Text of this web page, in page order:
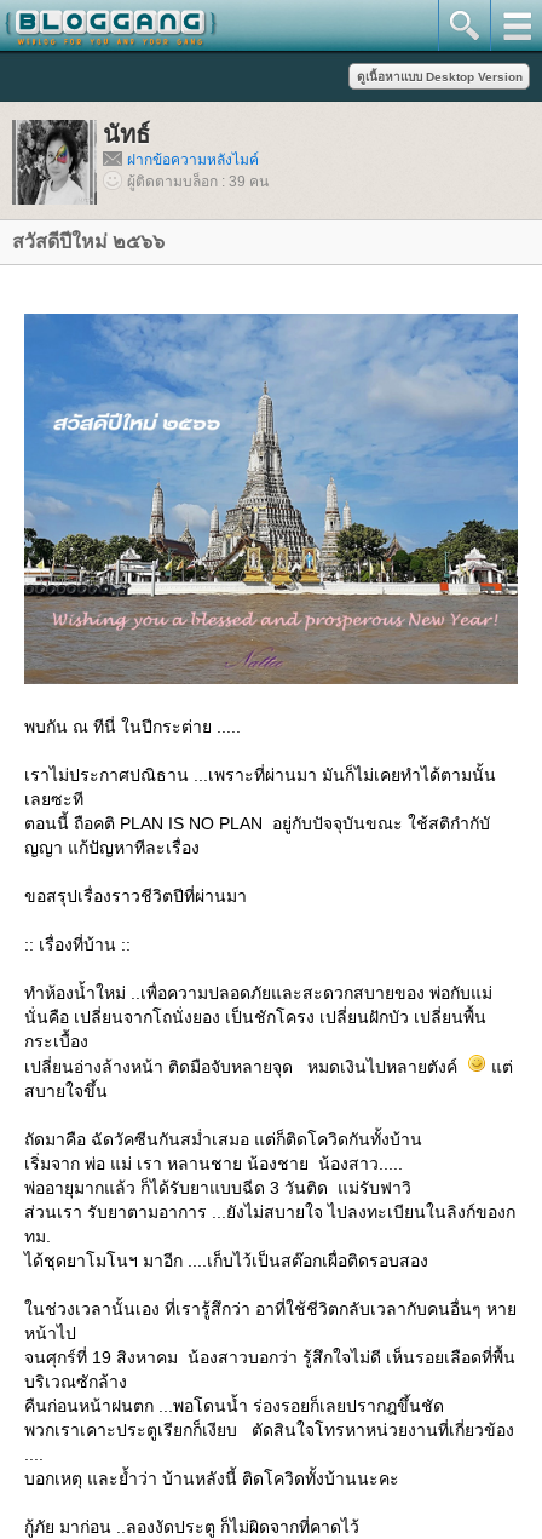
นัทธ์
ฝากข้อความหลังไมค์
ผู้ติดตามบล็อก : 39 คน
สวัสดีปีใหม่ ๒๕๖๖
พบกัน ณ ทีนี่ ในปีกระต่าย .....
เราไม่ประกาศปณิธาน ...เพราะที่ผ่านมา มันก็ไม่เคยทำได้ตามนั้น
เลยซะที
ตอนนี้ ถือคติ PLAN IS NO PLAN อยู่กับปัจจุบันขณะ ใช้สติกำกับั
ญญา แก้ปัญหาทีละเรื่อง
ขอสรุปเรื่องราวชีวิตปีที่ผ่านมา
:: เรื่องที่บ้าน ::
ทำห้องน้ำใหม่ ..เพื่อความปลอดภัยและสะดวกสบายของ พ่อกับแม่
นั่นคือ เปลี่ยนจากโถนั่งยอง เป็นชักโครง เปลี่ยนฝักบัว เปลี่ยนพื้น
กระเบื้อง
เปลี่ยนอ่างล้างหน้า ติดมือจับหลายจุด หมดเงินไปหลายตังค์
ต่
สบายใจขึ้น
ถัดมาคือ ฉัดวัคซีนกันสม่ำเสมอ แต่ก็ติดโควิดกันทั้งบ้าน
เริ่มจาก พ่อ แม่ เรา หลานชาย น้องชาย น้องสาว.....
พ่ออายุมากแล้ว ก็ได้รับยาแบบฉีด 3 วันติด แม่รับฟาวิ
ส่วนเรา รับยาตามอาการ ...ยังไม่สบายใจ ไปลงทะเบียนในลิงก์ของก
ทม.
ได้ชุดยาโมโนฯ มาอีก ....เก็บไว้เป็นสต๊อกเผื่อติดรอบสอง
นช่วงเวลานั้นเอง ที่เรารู้สึกว่า อาที่ใช้ชีวิตกลับเวลากับคนอื่นๆ หา
หน้าไป
จนศุกร์ที่ 19 สิงหาคม น้องสาวบอกว่า รู้สึกใจไม่ดี เห็นรอยเลือดที่พื้น
บริเวณซักล้าง
คืนก่อนหน้าฝนตก ...พอโดนน้ำ ร่องรอยก็เลยปรากฎขึ้นชัด
พวกเราเคาะประตูเรียกก็เงียบ ตัดสินใจโทรหาหน่วยงานที่เกี่ยวข้อง
บอกเหตุ และย้ำว่า บ้านหลังนี้ ติดโควิดทั้งบ้านนะคะ
กู้ภัย มาก่อน ..ลองงัดประตู ก็ไม่ผิดจากที่คาดไว้